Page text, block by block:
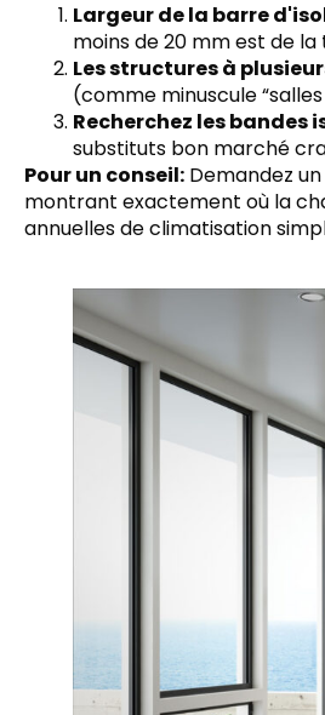
Largeur de la barre
moins de 20 mm est de
Les structures à
(comme minuscule
Recherchez les bandes
substituts bon marché
Pour un conseil: Demandez un
montrant exactement où la
annuelles de climatisation